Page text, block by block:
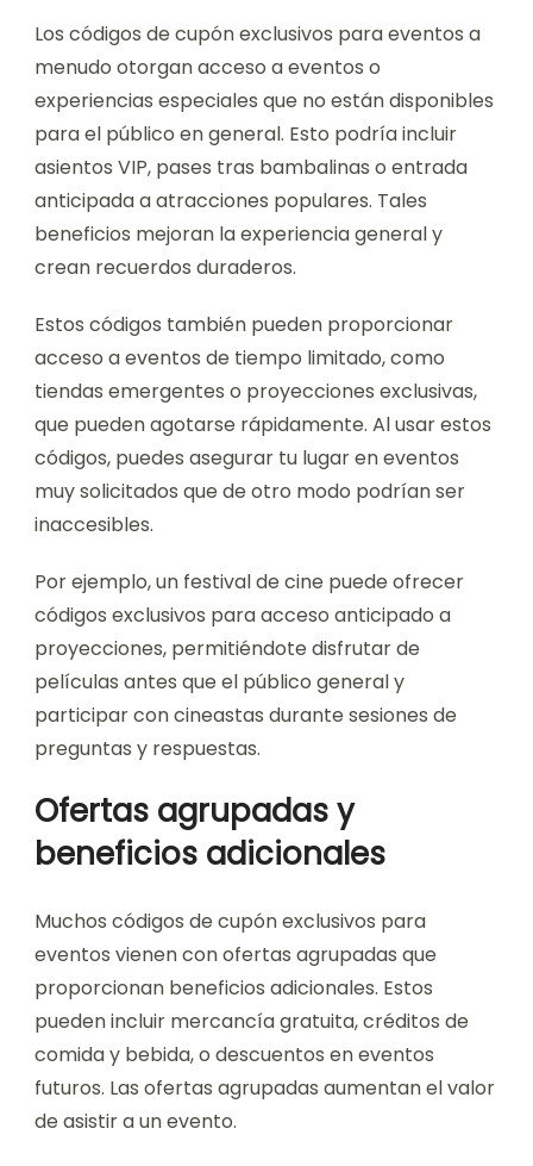
Los códigos de cupón exclusivos para eventos a
menudo otorgan acceso a eventos o
experiencias especiales que no están disponibles
para el público en general. Esto podría incluir
asientos VIP, pases tras bambalinas o entrada
anticipada a atracciones populares. Tales
beneficios mejoran la experiencia general y
crean recuerdos duraderos.
Estos códigos también pueden proporcionar
acceso a eventos de tiempo limitado, como
tiendas emergentes o proyecciones exclusivas,
que pueden agotarse rápidamente. Al usar estos
códigos, puedes asegurar tu lugar en eventos
muy solicitados que de otro modo podrían ser
inaccesibles.
Por ejemplo, un festival de cine puede ofrecer
códigos exclusivos para acceso anticipado a
proyecciones, permitiéndote disfrutar de
películas antes que el público general y
participar con cineastas durante sesiones de
preguntas y respuestas.
Ofertas agrupadas y
beneficios adicionales
Muchos códigos de cupón exclusivos para
eventos vienen con ofertas agrupadas que
proporcionan beneficios adicionales. Estos
pueden incluir mercancía gratuita, créditos de
comida y bebida, o descuentos en eventos
futuros. Las ofertas agrupadas aumentan el valor
de asistir a un evento.